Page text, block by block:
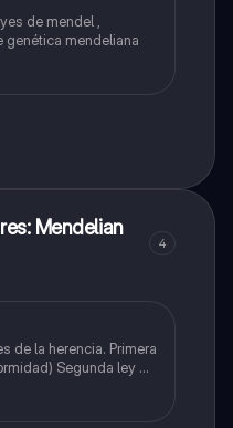
de mendel ,
genética mendeliana
Mendelian
4
de la herencia. Primera
Segunda ley de